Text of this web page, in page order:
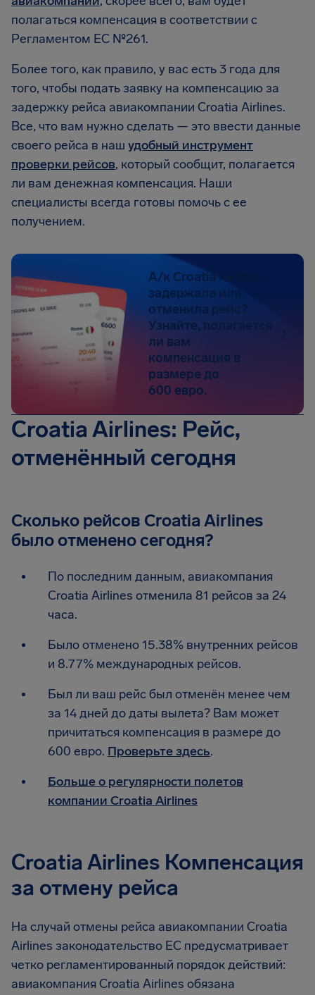
полагаться компенсация в соответствии с
Регламентом ЕС №261.
Более того, как правило, у вас есть 3 года для
того, чтобы подать заявку на компенсацию за
задержку рейса авиакомпании Croatia Airlines.
Все, что вам нужно сделать — это ввести данные
своего рейса в наш удобный инструмент
проверки рейсов, который сообщит, полагается
ли вам денежная компенсация. Наши
специалисты всегда готовы помочь с ее
получением.
А/к Croatia Airlines
задержала или
отменила рейс?
Узнайте, полагается
ли вам
компенсация в
размере до
600 евро.
Croatia Airlines: Рейс,
отменённый сегодня
Сколько рейсов Croatia Airlines
было отменено сегодня?
По последним данным, авиакомпания
Croatia Airlines отменила 81 рейсов за 24
часа.
Было отменено 15.38% внутренних рейсов
и 8.77% международных рейсов.
Был ли ваш рейс был отменён менее чем
за 14 дней до даты вылета? Вам может
причитаться компенсация в размере до
600 евро. Проверьте здесь.
Больше о регулярности полетов
компании Croatia Airlines
Croatia Airlines Компенсация
за отмену рейса
На случай отмены рейса авиакомпании Croatia
Airlines законодательство ЕС предусматривает
четко регламентированный порядок действий:
авиакомпания Croatia Airlines обязана